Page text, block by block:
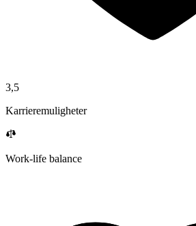
3,5
Karrieremuligheter
Work-life balance